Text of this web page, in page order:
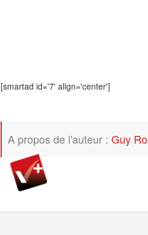
[smartad id='7' align='center']
A propos de l'auteur : Guy